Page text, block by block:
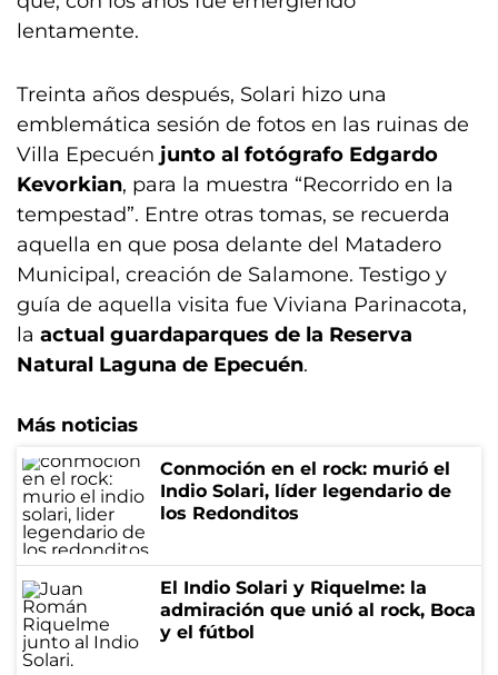
lentamente.
Treinta años después, Solari hizo una
emblemática sesión de fotos en las ruinas de
Villa Epecuén junto al fotógrafo Edgardo
Kevorkian, para la muestra “Recorrido en la
tempestad”. Entre otras tomas, se recuerda
aquella en que posa delante del Matadero
Municipal, creación de Salamone. Testigo y
guía de aquella visita fue Viviana Parinacota,
la actual guardaparques de la Reserva
Natural Laguna de Epecuén.
Más noticias
Conmoción en el rock: murió el
Indio Solari, líder legendario de
los Redonditos
El Indio Solari y Riquelme: la
admiración que unió al rock, Boca
y el fútbol